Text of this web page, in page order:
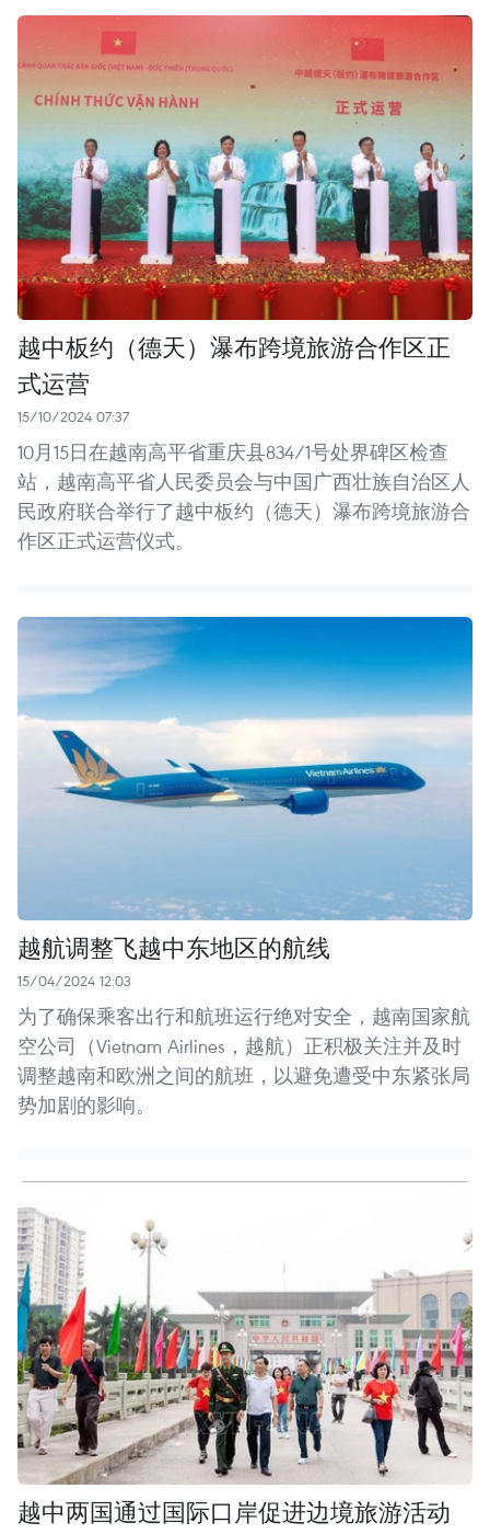
越中板约（德天）瀑布跨境旅游合作区正
式运营
15/10/2024 07:37
10月15日在越南高平省重庆县834/1号处界碑区检查
站，越南高平省人民委员会与中国广西壮族自治区人
民政府联合举行了越中板约（德天）瀑布跨境旅游合
作区正式运营仪式。
越航调整飞越中东地区的航线
15/04/2024 12:03
为了确保乘客出行和航班运行绝对安全，越南国家航
空公司（Vietnam Airlines，越航）正积极关注并及时
调整越南和欧洲之间的航班，以避免遭受中东紧张局
势加剧的影响。
越中两国通过国际口岸促进边境旅游活动